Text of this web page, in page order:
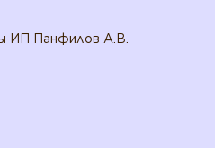
ИП Панфилов А.В.